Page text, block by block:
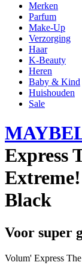
Merken
Parfum
Make-Up
Verzorging
Haar
K-Beauty
Heren
Baby & Kind
Huishouden
Sale
Express
Black
Voor super
Volum' Express